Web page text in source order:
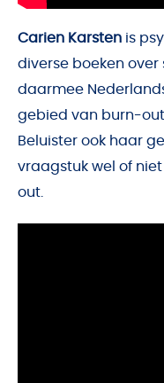
Carien Karsten is
diverse boeken
daarmee
gebied van burn-out.
Beluister ook haar
vraagstuk wel of
out